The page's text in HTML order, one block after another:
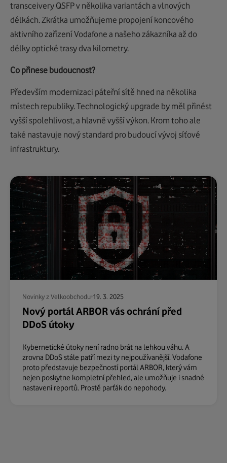
transceivery QSFP v několika variantách a vlnových
délkách. Zkrátka umožňujeme propojení koncového
aktivního zařízení Vodafone a našeho zákazníka až do
délky optické trasy dva kilometry.
Co přinese budoucnost?
Především modernizaci páteřní sítě hned na několika
místech republiky. Technologický upgrade by měl přinést
vyšší spolehlivost, a hlavně vyšší výkon. Krom toho ale
také nastavuje nový standard pro budoucí vývoj síťové
infrastruktury.
Novinky z Velkoobchodu 19. 3. 2025
Nový portál ARBOR vás ochrání před
DDoS útoky
Kybernetické útoky není radno brát na lehkou váhu. A
zrovna DDoS stále patří mezi ty nejpoužívanější. Vodafone
proto představuje bezpečností portál ARBOR, který vám
nejen poskytne kompletní přehled, ale umožňuje i snadné
nastavení reportů. Prostě parťák do nepohody.